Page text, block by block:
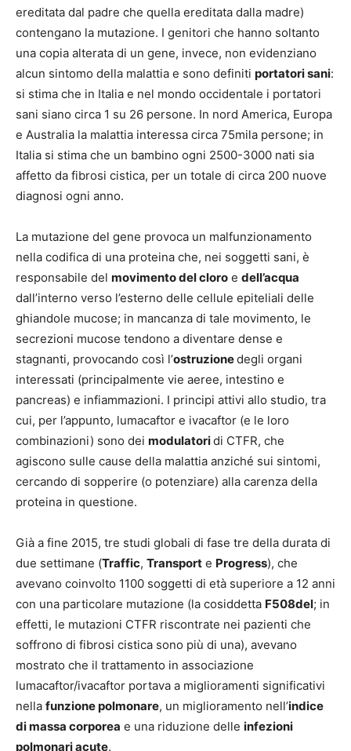
ereditata dal padre che quella ereditata dalla madre)
contengano la mutazione. I genitori che hanno soltanto
una copia alterata di un gene, invece, non evidenziano
alcun sintomo della malattia e sono definiti portatori sani:
si stima che in Italia e nel mondo occidentale i portatori
sani siano circa 1 su 26 persone. In nord America, Europa
e Australia la malattia interessa circa 75mila persone; in
Italia si stima che un bambino ogni 2500-3000 nati sia
affetto da fibrosi cistica, per un totale di circa 200 nuove
diagnosi ogni anno.
La mutazione del gene provoca un malfunzionamento
nella codifica di una proteina che, nei soggetti sani, è
responsabile del movimento del cloro e dell’acqua
dall’interno verso l’esterno delle cellule epiteliali delle
ghiandole mucose; in mancanza di tale movimento, le
secrezioni mucose tendono a diventare dense e
stagnanti, provocando così l’ostruzionedegli organi
interessati (principalmente vie aeree, intestino e
pancreas) e infiammazioni. I principi attivi allo studio, tra
cui, per l’appunto, lumacaftor e ivacaftor (e le loro
combinazioni) sono dei modulatoridi CTFR, che
agiscono sulle cause della malattia anziché sui sintomi,
cercando di sopperire (o potenziare) alla carenza della
proteina in questione.
Già a fine 2015, tre studi globali di fase tre della durata di
due settimane (Traffic, Transport e Progress), che
avevano coinvolto 1100 soggetti di età superiore a 12 anni
con una particolare mutazione (la cosiddetta F508del; in
effetti, le mutazioni CTFR riscontrate nei pazienti che
soffrono di fibrosi cistica sono più di una), avevano
mostrato che il trattamento in associazione
lumacaftor/ivacaftor portava a miglioramenti significativi
nella funzione polmonare, un miglioramento nell’indice
di massa corporea e una riduzione delle infezioni
polmonari acute.